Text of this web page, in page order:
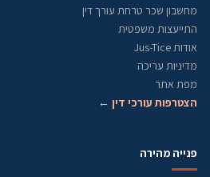
מחשבון שכר טרחת עורך דין
התייעצות משפטית
אודות Jus-Tice
מדיניות עריכה
מפת אתר
הצטרפות עורכי דין ←
פנייה מהירה